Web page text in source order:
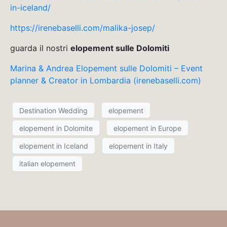
in-iceland/
https://irenebaselli.com/malika-josep/
guarda il nostri elopement sulle Dolomiti
Marina & Andrea Elopement sulle Dolomiti – Event
planner & Creator in Lombardia (irenebaselli.com)
Destination Wedding elopement
elopement in Dolomite elopement in Europe
elopement in Iceland elopement in Italy
italian elopement